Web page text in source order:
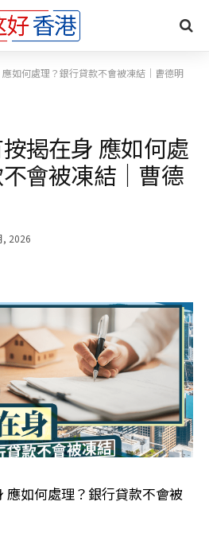
如何處理？銀行貸款不會被凍結｜曹德明
揭在身 應如何處
會被凍結｜曹德
, 2026
應如何處理？銀行貸款不會被